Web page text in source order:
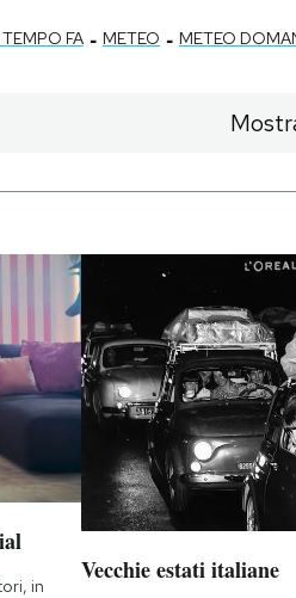
FA - METEO - METEO
in
Vecchie estati italiane